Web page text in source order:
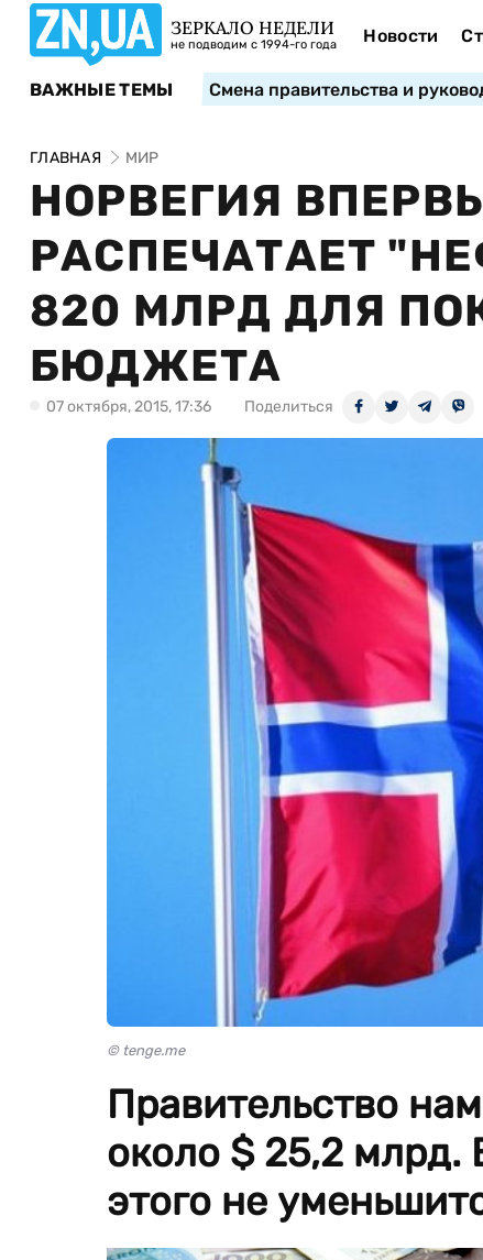
ЗЕРКАЛО НЕДЕЛИ
не подводим с 1994-го года Новости
ВАЖНЫЕ ТЕМЫ Смена правительства и
ГЛАВНАЯ МИР
НОРВЕГИЯ
РАСПЕЧАТАЕТ
820 МЛРД ДЛЯ
БЮДЖЕТА
07 октября, 2015, 17:36 Поделиться
© tenge.me
Правительство
около $ 25,2 млрд.
этого не